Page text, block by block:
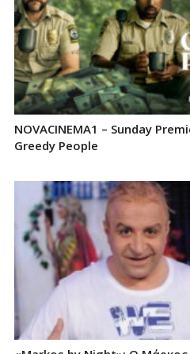
NOVACINEMA1 – Sunday
Greedy People